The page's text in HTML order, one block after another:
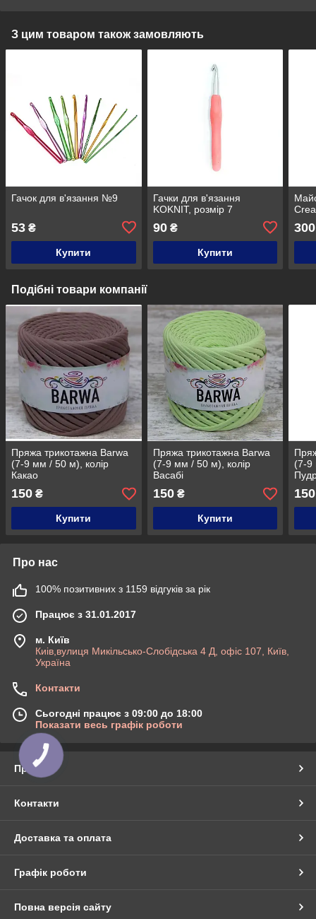
З цим товаром також замовляють
Гачок для в'язання №9
53 ₴
Купити
Гачки для в'язання
KOKNIT, розмір 7
90₴
Купити
300
Подібні товари компанії
Пряжа трикотажна Barwa
(7-9 мм / 50 м), колір
Какао
150 ₴
Купити
Пряжа трикотажна Barwa
(7-9 мм / 50 м), колір
Васабі
150₴
Купити
(7-9
150
Про нас
100% позитивних з 1159 відгуків за рік
Працює з 31.01.2017
м. Київ
Киів,вулиця Микільсько-Слобідська 4 Д, офіс 107, Київ,
Україна
Контакти
Сьогодні працює з 09:00 до 18:00
Показати весь графік роботи
Про нас
Контакти
Доставка та оплата
Графік роботи
Повна версія сайту
КНОПКА
ЗВ'ЯЗКУ